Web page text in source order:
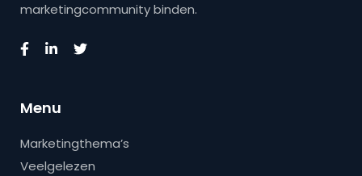
marketingcommunity binden.
Menu
Marketingthema’s
Veelgelezen